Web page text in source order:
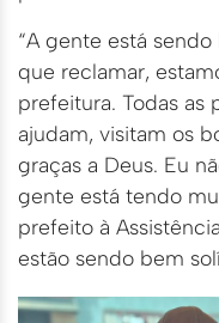
“A gente está
que reclamar,
prefeitura. Todas as
ajudam, visitam os
graças a Deus. Eu
gente está tendo
prefeito à
estão sendo bem